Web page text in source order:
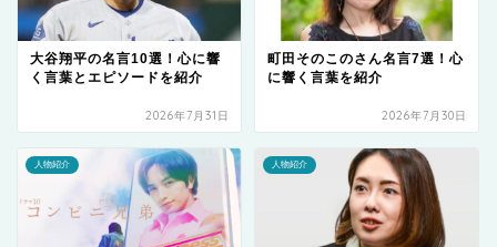
大谷翔平の名言10選！心に響
く言葉とエピソードを紹介
2026年7月31日
町田そのこのさん名言7選！心
に響く言葉を紹介
2026年7月30日
人物紹介 人物紹介